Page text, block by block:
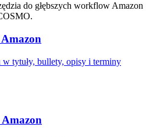
do głębszych workflow Amazon
tytuły, bullety, opisy i terminy